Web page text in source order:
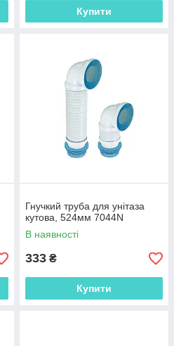
Купити
Гнучкий труба для унітаза
кутова, 524мм 7044N
В наявності
333 ₴
Купити